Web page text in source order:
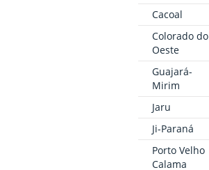
Cacoal
Colorado do
Oeste
Guajará-
Mirim
Jaru
Ji-Paraná
Porto Velho
Calama